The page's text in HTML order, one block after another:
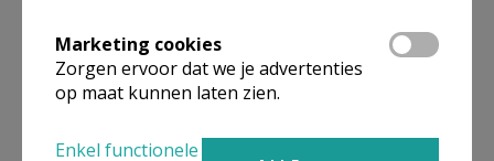
Geen artikels gevonden.
Pagina's
Marketing cookies
Zorgen ervoor dat we je advertenties
op maat kunnen laten zien.
Enkel functionele